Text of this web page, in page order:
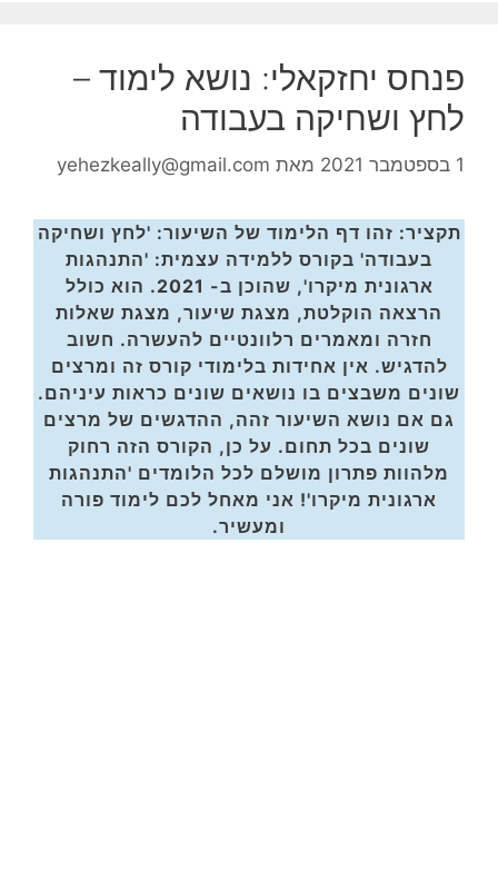
פנחס יחזקאלי: נושא לימוד –
לחץ ושחיקה בעבודה
1 בספטמבר 2021 מאת yehezkeally@gmail.com
תקציר: זהו דף הלימוד של השיעור: 'לחץ ושחיקה
בעבודה' בקורס ללמידה עצמית: 'התנהגות
ארגונית מיקרו', שהוכן ב- 2021. הוא כולל
הרצאה הוקלטת, מצגת שיעור, מצגת שאלות
חזרה ומאמרים רלוונטיים להעשרה. חשוב
להדגיש. אין אחידות בלימודי קורס זה ומרצים
שונים משבצים בו נושאים שונים כראות עיניהם.
גם אם נושא השיעור זהה, ההדגשים של מרצים
שונים בכל תחום. על כן, הקורס הזה רחוק
מלהוות פתרון מושלם לכל הלומדים 'התנהגות
ארגונית מיקרו'! אני מאחל לכם לימוד פורה
ומעשיר.